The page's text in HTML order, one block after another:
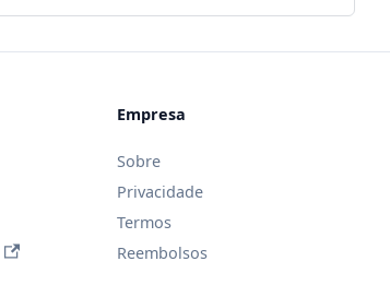
Empresa
Sobre
Privacidade
Termos
Reembolsos